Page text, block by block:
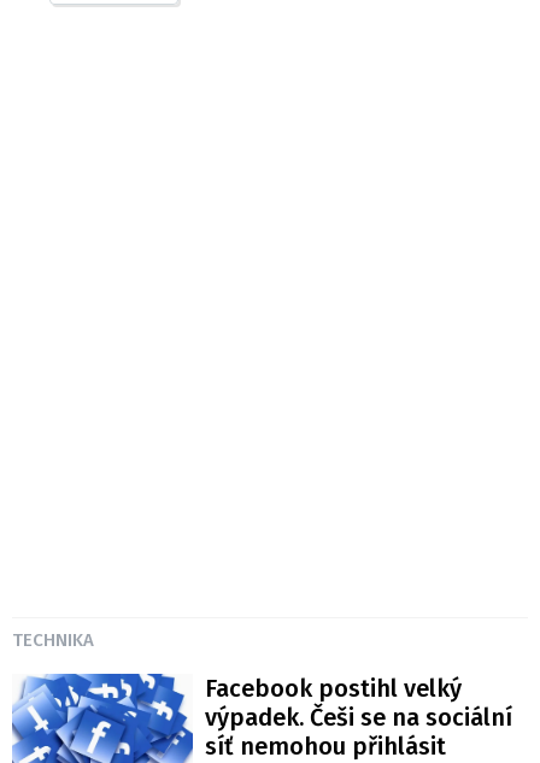
TECHNIKA
Facebook postihl velký
výpadek. Češi se na sociální
síť nemohou přihlásit